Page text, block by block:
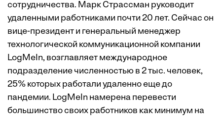
сотрудничества. Марк Страссман руководит
удаленными работниками почти 20 лет. Сейчас он
вице-президент и генеральный менеджер
технологической коммуникационной компании
LogMeIn, возглавляет международное
подразделение численностью в 2 тыс. человек,
25% которых работали удаленно еще до
пандемии. LogMeIn намерена перевести
большинство своих работников как минимум на